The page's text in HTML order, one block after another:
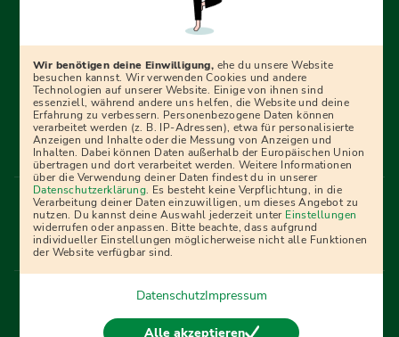
Erfolgreich bewerben mit Ausbildungspark: Wir
begleiten dich Schritt für Schritt bei deinem Start in den
Ratgebern und Prüfungspaketen, interaktiven
Videokursen und vielem mehr. Für alle, die was werden
wollen!
Menü Fußleiste
Impressum Bildquellen Presse
Mediadaten
Partner
AGB Datenschutz
Widerrufsbelehrung
Bestellung
Affiliate Partner Cookies
Vertrag widerrufen
Wir benötigen deine Einwilligung, ehe du unsere Website
besuchen kannst. Wir verwenden Cookies und andere
Technologien auf unserer Website. Einige von ihnen sind
essenziell, während andere uns helfen, die Website und deine
Erfahrung zu verbessern. Personenbezogene Daten können
verarbeitet werden (z. B. IP-Adressen), etwa für personalisierte
Anzeigen und Inhalte oder die Messung von Anzeigen und
Inhalten. Dabei können Daten außerhalb der Europäischen Union
übertragen und dort verarbeitet werden. Weitere Informationen
über die Verwendung deiner Daten findest du in unserer
Datenschutzerklärung. Es besteht keine Verpflichtung, in die
Verarbeitung deiner Daten einzuwilligen, um dieses Angebot zu
nutzen. Du kannst deine Auswahl jederzeit unter Einstellungen
widerrufen oder anpassen. Bitte beachte, dass aufgrund
individueller Einstellungen möglicherweise nicht alle Funktionen
der Website verfügbar sind.
DatenschutzImpressum
Alle akzeptieren